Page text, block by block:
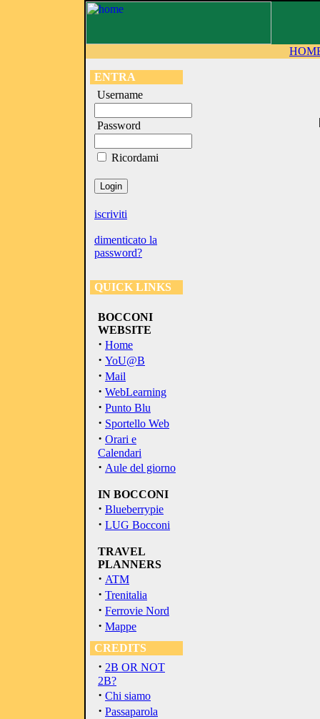
ENTRA
Username
Password
Ricordami
iscriviti
dimenticato la
password?
QUICK LINKS
BOCCONI
WEBSITE
· Home
· YoU@B
· Mail
· WebLearning
· Punto Blu
· Sportello Web
· Orari e
Calendari
· Aule del giorno
IN BOCCONI
· Blueberrypie
· LUG Bocconi
TRAVEL
PLANNERS
· ATM
· Trenitalia
· Ferrovie Nord
· Mappe
CREDITS
· 2B OR NOT
2B?
· Chi siamo
· Passaparola